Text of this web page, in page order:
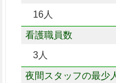
16人
看護職員数
3人
夜間スタッフの最少